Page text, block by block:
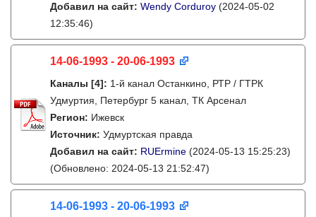
Добавил на сайт: Wendy Corduroy (2024-05-02
12:35:46)
14-06-1993 - 20-06-1993
Каналы [4]: 1-й канал Останкино, РТР / ГТРК
Удмуртия, Петербург 5 канал, ТК Арсенал
Регион: Ижевск
Источник: Удмуртская правда
Добавил на сайт: RUErmine (2024-05-13 15:25:23)
(Обновлено: 2024-05-13 21:52:47)
14-06-1993 - 20-06-1993